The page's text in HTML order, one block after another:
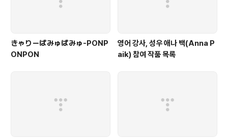
きゃりーぱみゅぱみゅ-PONP
ONPON
영어 강사, 성우 애나 백(Anna P
aik) 참여 작품 목록